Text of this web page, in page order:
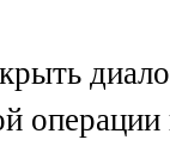
операции